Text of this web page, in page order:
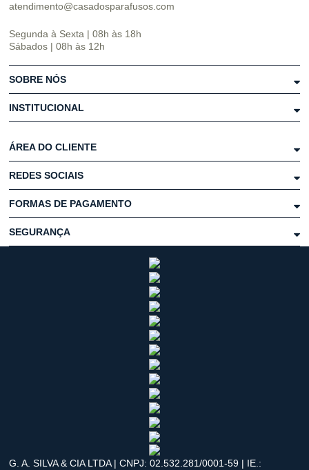
atendimento@casadosparafusos.com
Segunda à Sexta | 08h às 18h
Sábados | 08h às 12h
SOBRE NÓS
INSTITUCIONAL
ÁREA DO CLIENTE
REDES SOCIAIS
FORMAS DE PAGAMENTO
SEGURANÇA
G. A. SILVA & CIA LTDA | CNPJ: 02.532.281/0001-59 | IE.: